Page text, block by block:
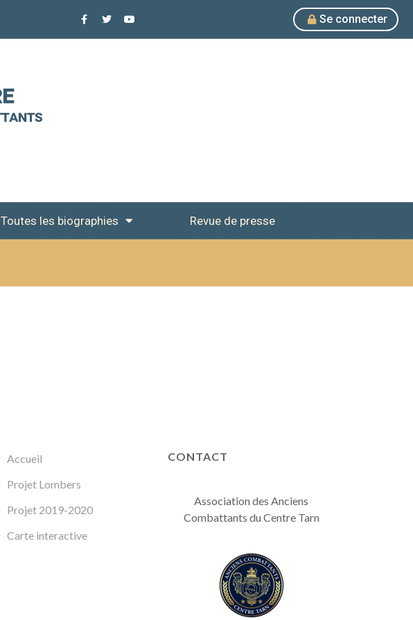
Se connecter
Toutes les biographies Revue de presse
Accueil
Projet Lombers
Projet 2019-2020
Carte interactive
CONTACT
Association des Anciens
Combattants du Centre Tarn